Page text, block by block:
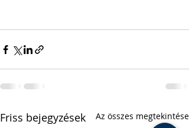
Friss bejegyzések Az összes megtekintése